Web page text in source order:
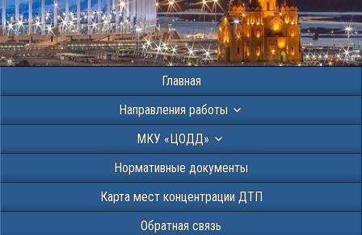
Главная
Направления работы
МКУ «ЦОДД»
Нормативные документы
Карта мест концентрации ДТП
Обратная связь